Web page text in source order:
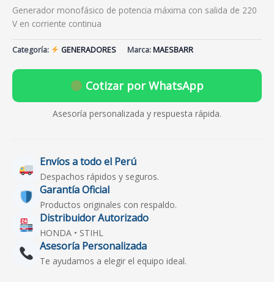
Generador monofásico de potencia máxima con salida de 220
V en corriente continua
Categoría: GENERADORES Marca:MAESBARR
Cotizar por WhatsApp
Asesoría personalizada y respuesta rápida.
Envíos a todo el Perú
Despachos rápidos y seguros.
Garantía Oficial
Productos originales con respaldo.
Distribuidor Autorizado
HONDA • STIHL
Asesoría Personalizada
Te ayudamos a elegir el equipo ideal.